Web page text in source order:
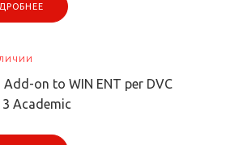
Add-on to WIN ENT per DVC
Academic